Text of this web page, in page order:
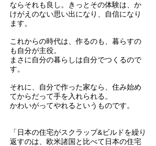
ならそれも良し。きっとその体験は、か
けがえのない思い出になり、自信になり
ます。
これからの時代は、作るのも、暮らすの
も自分が主役。
まさに自分の暮らしは自分でつくるので
す。
それに、自分で作った家なら、住み始め
てからだって手を入れられる。
かわいがってやれるというものです。
「日本の住宅がスクラップ&ビルドを繰り
返すのは、欧米諸国と比べて日本の住宅